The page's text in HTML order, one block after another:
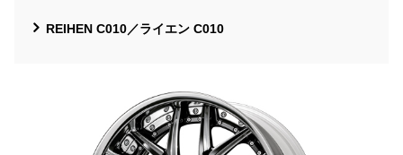
REIHEN C010／ライエン C010